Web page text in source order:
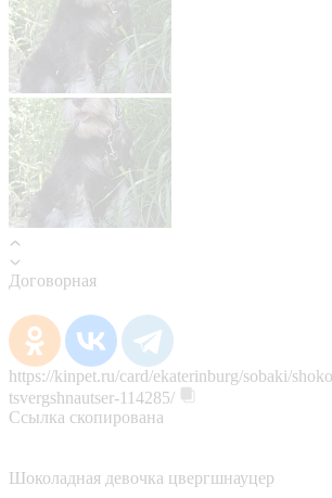
Договорная
https://kinpet.ru/card/ekaterinburg/sobaki/
tsvergshnautser-114285/
Ссылка скопирована
Шоколадная девочка цвергшнауцер